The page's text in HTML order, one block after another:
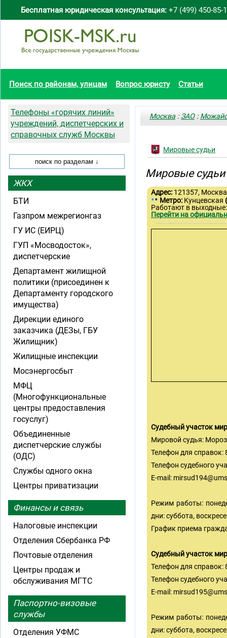
Бесплатная юридическая консультация: +7 (499) 450-85-
Поиск по районам, улицам Вопрос юристу Статьи
Москва :ЗАО:
Мировые судьи
Мировые судьи
Адрес: 121357,
•• Метро: Кунцевская
Работают в
Перейти на
Судебный участок
Мировой судья:
Телефон для справок:
Телефон судебного
E-mail:
Режим работы:
дни: суббота,
График приема
Судебный участок
Телефон для справок:
Телефон судебного
E-mail:
Режим работы:
дни: суббота,
Телефоны «горячих линий»
учреждений, диспетчерских и
справочных служб Москвы
ЖКХ
БТИ
Газпром межрегионгаз
ГУ ИС (ЕИРЦ)
ГУП «Мосводосток»,
диспетчерские
Департамент жилищной
политики (присоединен к
Департаменту городского
имущества)
Дирекции единого
заказчика (ДЕЗы, ГБУ
Жилищник)
Жилищные инспекции
Мосэнергосбыт
МФЦ
(Многофункциональные
центры предоставления
госуслуг)
Объединенные
диспетчерские службы
(ОДС)
Службы одного окна
Центры приватизации
Финансы и связь
Налоговые инспекции
Отделения Сбербанка РФ
Почтовые отделения
Центры продаж и
обслуживания МГТС
Паспортно-визовые
службы
Отделения УФМС